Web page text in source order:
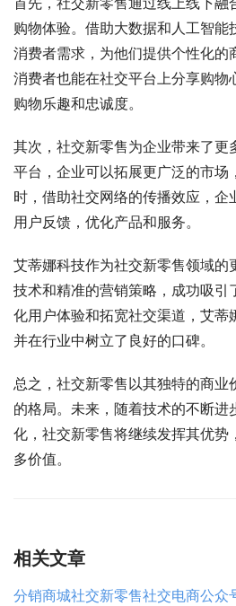
购物体验。借助大数据和人工智能
消费者需求，为他们提供个性化的
消费者也能在社交平台上分享购物
购物乐趣和忠诚度。
其次，社交新零售为企业带来了更
平台，企业可以拓展更广泛的市场
时，借助社交网络的传播效应，企
用户反馈，优化产品和服务。
艾蒂娜科技作为社交新零售领域的
技术和精准的营销策略，成功吸引
化用户体验和拓宽社交渠道，艾蒂
并在行业中树立了良好的口碑。
总之，社交新零售以其独特的商业
的格局。未来，随着技术的不断进
化，社交新零售将继续发挥其优势
多价值。
相关文章
分销商城社交新零售社交电商公众